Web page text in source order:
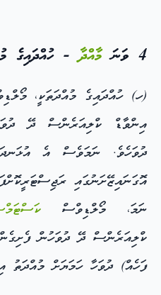
4 ވަނަ މާއްދާ- ހުއްދައިގެ
(ހ) ހުއްދައިގެ މުއްދަތަކީ،
ދުވަހެވެ. ނަމަވެސް އެ
އޮގަނައިޒޭށަނުގައި
ނަމަ، މޯލްޑިވްސް
ފަހެއް) ދުވަހާ ހަމަޔަށް މުއްދަތު